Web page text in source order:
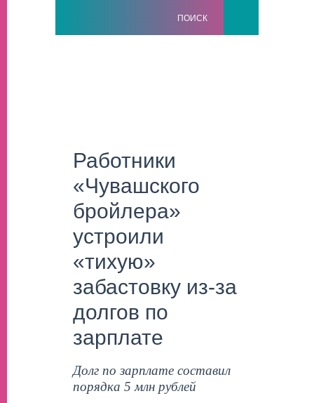
ПОИСК
Работники
«Чувашского
бройлера»
устроили
«тихую»
забастовку из-за
долгов по
зарплате
Долг по зарплате составил
порядка 5 млн рублей